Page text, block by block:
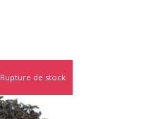
Rupture de stock